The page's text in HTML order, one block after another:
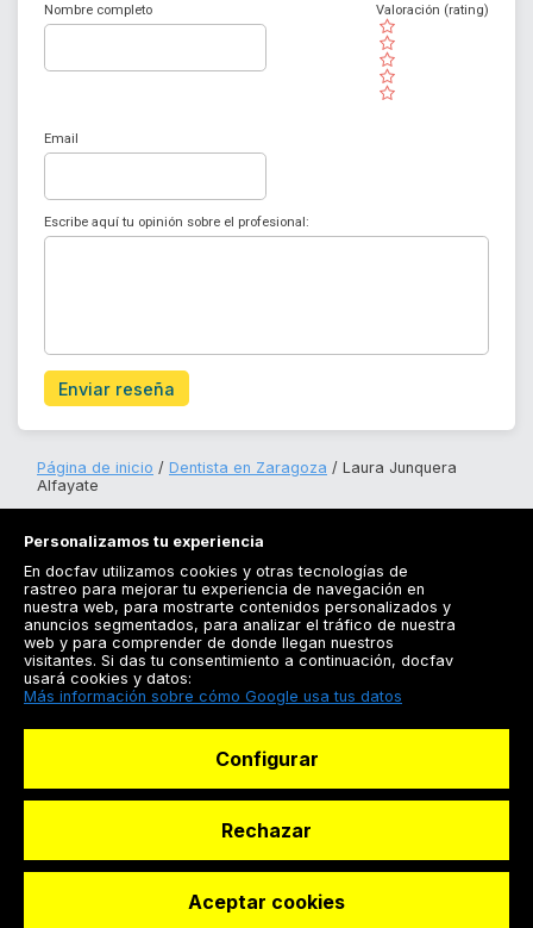
Nombre completo
( )
( )
( )
( )
( )
Valoración (rating)
Email
Escribe aquí tu opinión sobre el profesional:
Enviar reseña
Página de inicio Dentista en Zaragoza
Laura Junquera
Alfayate
Registrarse
Docfav
© Dashboard Technologies S.L
Personalizamos tu experiencia
En docfav utilizamos cookies y otras tecnologías de
rastreo para mejorar tu experiencia de navegación en
nuestra web, para mostrarte contenidos personalizados y
anuncios segmentados, para analizar el tráfico de nuestra
web y para comprender de donde llegan nuestros
visitantes. Si das tu consentimiento a continuación, docfav
usará cookies y datos:
Más información sobre cómo Google usa tus datos
Configurar
Rechazar
Aceptar cookies